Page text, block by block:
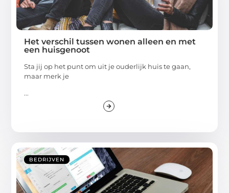
Het verschil tussen wonen alleen en met
een huisgenoot
Sta jij op het punt om uit je ouderlijk huis te gaan,
maar merk je
...
BEDRIJVEN